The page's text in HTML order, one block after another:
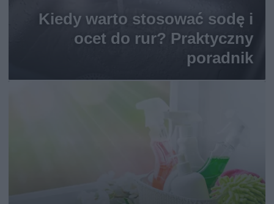
Kiedy warto stosować sodę i
ocet do rur? Praktyczny
poradnik